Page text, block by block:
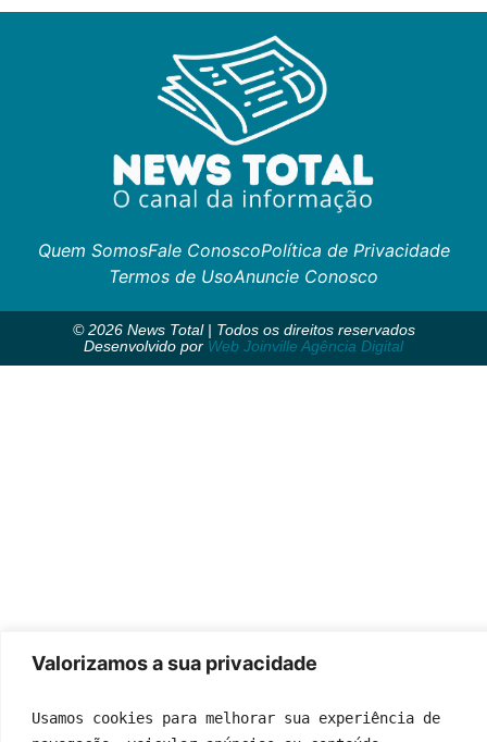
Valorizamos a sua privacidade
Usamos cookies para melhorar sua experiência de
Quem SomosFale ConoscoPolítica de Privacidade
Termos de UsoAnuncie Conosco
© 2026 News Total | Todos os direitos reservados
Desenvolvido por Web Joinville Agência Digital